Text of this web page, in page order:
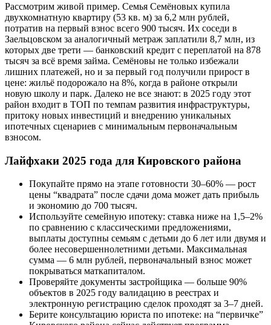
Рассмотрим живой пример. Семья Семёновых купила
двухкомнатную квартиру (53 кв. м) за 6,2 млн рублей,
потратив на первый взнос всего 900 тысяч. Их соседи в
Заельцовском за аналогичный метраж заплатили 8,7 млн, из
которых две трети — банковский кредит с переплатой на 878
тысяч за всё время займа. Семёновы не только избежали
лишних платежей, но и за первый год получили прирост в
цене: жильё подорожало на 8%, когда в районе открыли
новую школу и парк. Далеко не все знают: в 2025 году этот
район входит в ТОП по темпам развития инфраструктуры,
притоку новых инвестиций и внедрению уникальных
ипотечных сценариев с минимальным первоначальным
взносом.
Лайфхаки 2025 года для Кировского района
Покупайте прямо на этапе готовности 30–60% — рост
цены “квадрата” после сдачи дома может дать прибыль
и экономию до 700 тысяч.
Используйте семейную ипотеку: ставка ниже на 1,5–2%
по сравнению с классическими предложениями,
выплаты доступны семьям с детьми до 6 лет или двумя и
более несовершеннолетними детьми. Максимальная
сумма — 6 млн рублей, первоначальный взнос может
покрываться маткапиталом.
Проверяйте документы застройщика — больше 90%
объектов в 2025 году валидацию в реестрах и
электронную регистрацию сделок проходят за 3–7 дней.
Берите консультацию юриста по ипотеке: на “первичке”